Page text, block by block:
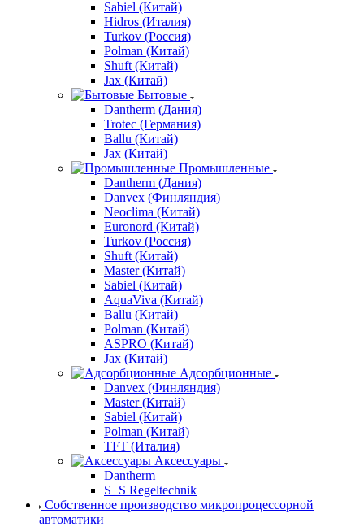
Sabiel (Китай)
Hidros (Италия)
Turkov (Россия)
Polman (Китай)
Shuft (Китай)
Jax (Китай)
Бытовые
Dantherm (Дания)
Trotec (Германия)
Ballu (Китай)
Jax (Китай)
Промышленные
Dantherm (Дания)
Danvex (Финляндия)
Neoclima (Китай)
Euronord (Китай)
Turkov (Россия)
Shuft (Китай)
Master (Китай)
Sabiel (Китай)
AquaViva (Китай)
Ballu (Китай)
Polman (Китай)
ASPRO (Китай)
Jax (Китай)
Адсорбционные
Danvex (Финляндия)
Master (Китай)
Sabiel (Китай)
Polman (Китай)
TFT (Италия)
Аксессуары
Dantherm
S+S Regeltechnik
Собственное производство микропроцессорной
автоматики